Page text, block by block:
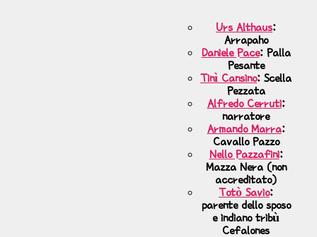
Urs Althaus:
Arrapaho
Daniele Pace: Palla
Pesante
Tinì Cansino: Scella
Pezzata
Alfredo Cerruti:
narratore
Armando Marra:
Cavallo Pazzo
Nello Pazzafini:
Mazza Nera (non
accreditato)
Totò Savio:
parente dello sposo
e indiano tribù
Cefalones